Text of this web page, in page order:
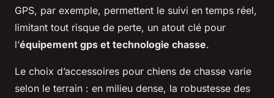
GPS, par exemple, permettent le suivi en temps réel,
limitant tout risque de perte, un atout clé pour
l’équipement gps et technologie chasse.
Le choix d’accessoires pour chiens de chasse varie
selon le terrain : en milieu dense, la robustesse des